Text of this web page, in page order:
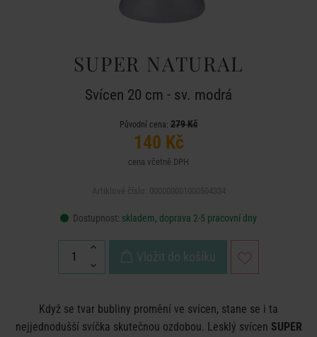
SUPER NATURAL
Svícen 20 cm - sv. modrá
Původní cena: 279 Kč
140 Kč
cena včetně DPH
Dostupnost: skladem, doprava 2-5 pracovní dny
Vložit do košíku
Když se tvar bubliny promění ve svícen, stane se i ta
nejjednodušší svíčka skutečnou ozdobou. Lesklý svícen SUPER